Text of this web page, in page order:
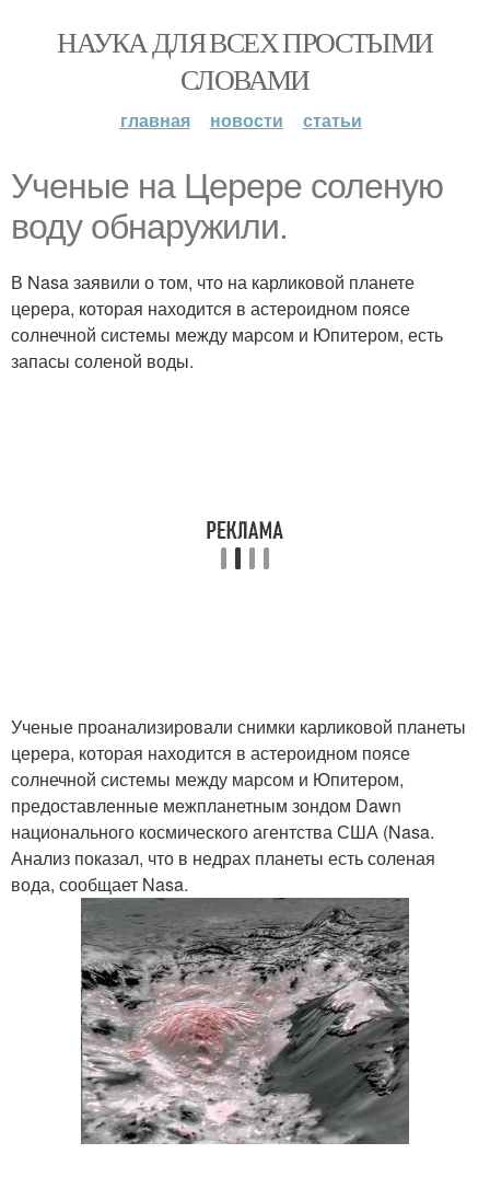
НАУКА ДЛЯ ВСЕХ ПРОСТЫМИ
СЛОВАМИ
главная новости статьи
Ученые на Церере соленую
воду обнаружили.
В Nasa заявили о том, что на карликовой планете
церера, которая находится в астероидном поясе
солнечной системы между марсом и Юпитером, есть
запасы соленой воды.
Ученые проанализировали снимки карликовой планеты
церера, которая находится в астероидном поясе
солнечной системы между марсом и Юпитером,
предоставленные межпланетным зондом Dawn
национального космического агентства США (Nasa.
Анализ показал, что в недрах планеты есть соленая
вода, сообщает Nasa.